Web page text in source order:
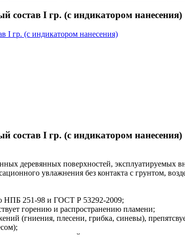
состав I гр. (с индикатором нанесения)
состав I гр. (с индикатором нанесения)
деревянных поверхностей, эксплуатируемых
увлажнения без контакта с грунтом,
НПБ 251-98 и ГОСТ Р 53292-2009;
горению и распространению пламени;
(гниения, плесени, грибка, синевы),
вредителей;